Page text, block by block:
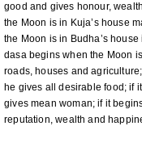
good and gives honour,
the Moon is in Kuja’s house
the Moon is in Budha’s
dasa begins when the Moon
roads, houses and
he gives all desirable food; if
gives mean woman; if it
reputation, wealth and